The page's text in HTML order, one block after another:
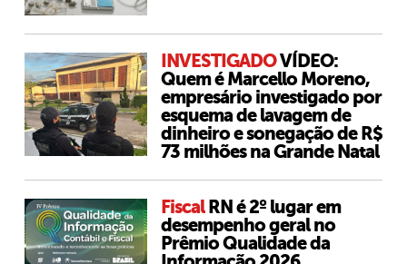
INVESTIGADOVÍDEO:
Quem é Marcello Moreno,
empresário investigado por
esquema de lavagem de
dinheiro e sonegação de R$
73 milhões na Grande Natal
Fiscal RN é 2º lugar em
desempenho geral no
Prêmio Qualidade da